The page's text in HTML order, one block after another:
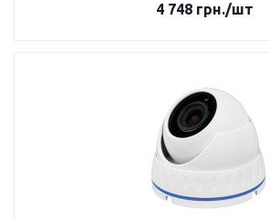
4 748 грн./шт